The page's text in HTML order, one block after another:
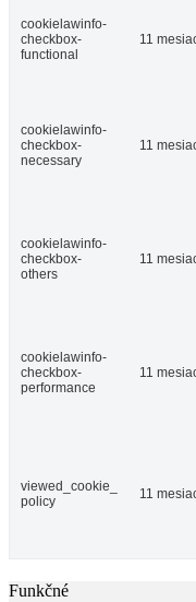
cookielawinfo-
checkbox-
functional
11
cookielawinfo-
checkbox-
necessary
11
cookielawinfo-
checkbox-
others
11
cookielawinfo-
checkbox-
performance
11
viewed_cookie_
policy
11
Funkčné